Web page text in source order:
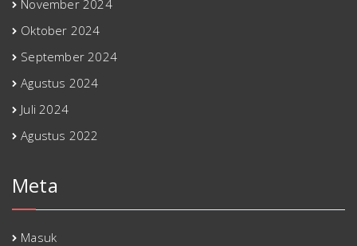
November 2024
Oktober 2024
September 2024
Agustus 2024
Juli 2024
Agustus 2022
Meta
Masuk